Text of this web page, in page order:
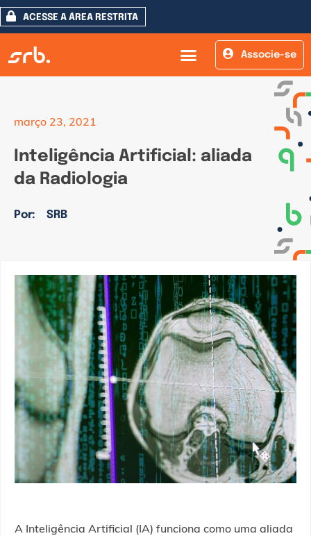
ACESSE A ÁREA RESTRITA
Associe-se
março 23, 2021
Inteligência Artificial: aliada
da Radiologia
Por: SRB
A Inteligência Artificial (IA) funciona como uma aliada